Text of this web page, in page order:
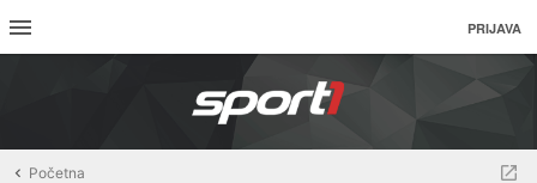
PRIJAVA
Početna